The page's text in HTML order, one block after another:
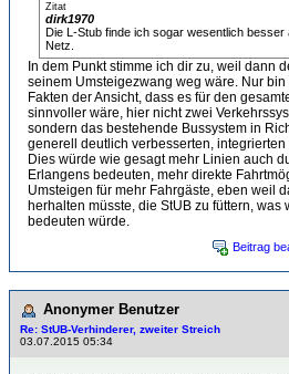
Zitat
dirk1970
Die L-Stub finde ich sogar wesentlich
Netz.
In dem Punkt stimme ich dir zu, weil dann
seinem Umsteigezwang weg wäre. Nur
Fakten der Ansicht, dass es für den
sinnvoller wäre, hier nicht zwei
sondern das bestehende Bussystem in
generell deutlich verbesserten,
Dies würde wie gesagt mehr Linien auch
Erlangens bedeuten, mehr direkte
Umsteigen für mehr Fahrgäste, eben weil
herhalten müsste, die StUB zu füttern, was
bedeuten würde.
Beitrag
Anonymer Benutzer
Re: StUB-Verhinderer, zweiter Streich
03.07.2015 05:34